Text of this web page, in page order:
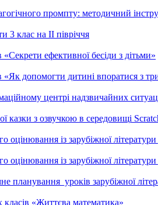
промпту: методичний
3 клас на II півріччя
«Секрети ефективної бесіди з дітьми»
«Як допомогти дитині впоратися з
центрі надзвичайних
казки з озвучкою в середовищі
оцінювання із зарубіжної
оцінювання із зарубіжної
планування уроків зарубіжної
класів «Життєва математика»